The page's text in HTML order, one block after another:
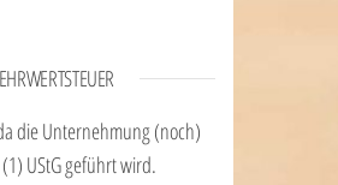
die Unternehmung (noch)
UStG geführt wird.